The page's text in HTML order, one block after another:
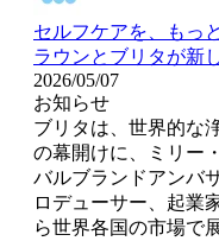
セルフケアを、もっ
ラウンとブリタが新
2026/05/07
お知らせ
ブリタは、世界的な
の幕開けに、ミリー
バルブランドアンバ
ロデューサー、起業
ら世界各国の市場で